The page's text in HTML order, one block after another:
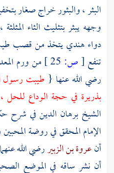
البثر ، والبثور خراج صغار
وجهه يبثر بتثليث الثاء
دواء هندي يتخذ من قصب
تنفع [ص: من ورم
رضي الله عنها { طيبت رسول
بذريرة في حجة الوداع للحل
الشيخ برهان الدينفي شرح
الإمام المحقق في روضة
أنعروة بن الزبيررضي الله
أن نشر ساقه في الموضع